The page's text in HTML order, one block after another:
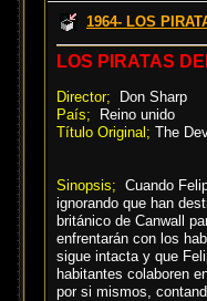
1964- LOS
LOS PIRATAS
Director; Don Sharp
País; Reino unido
Título Original; The
Sinopsis; Cuando
ignorando que han
británico de Canwall
enfrentarán con los
sigue intacta y que
habitantes colaboren
por si mismos,